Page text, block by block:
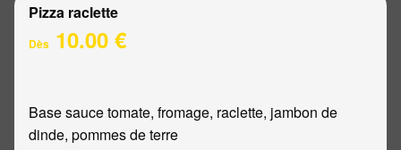
Pizza raclette
Dès 10.00 €
Base sauce tomate, fromage, raclette, jambon de
dinde, pommes de terre